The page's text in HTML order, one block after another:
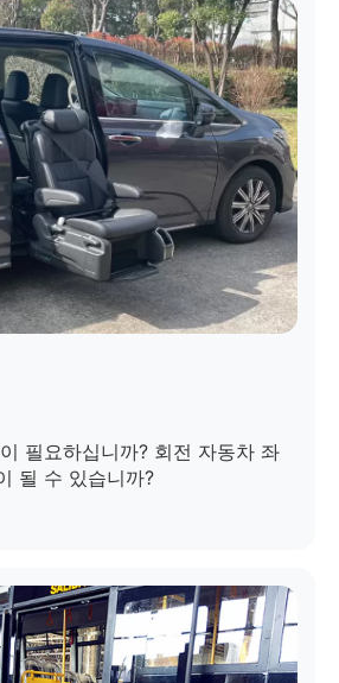
필요하십니까? 회전 자동차 좌
될 수 있습니까?